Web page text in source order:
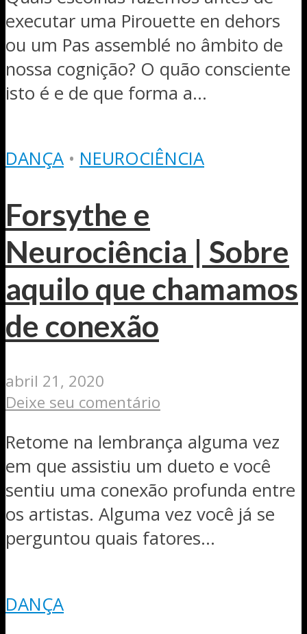
executar uma Pirouette en dehors
ou um Pas assemblé no âmbito de
nossa cognição? O quão consciente
isto é e de que forma a...
DANÇA • NEUROCIÊNCIA
Forsythe e
Neurociência | Sobre
aquilo que chamamos
de conexão
abril 21, 2020
Deixe seu comentário
Retome na lembrança alguma vez
em que assistiu um dueto e você
sentiu uma conexão profunda entre
os artistas. Alguma vez você já se
perguntou quais fatores...
DANÇA